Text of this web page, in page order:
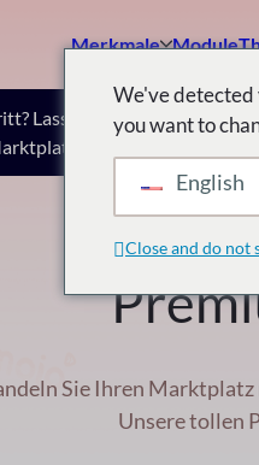
Merkmale Module
Lassen Sie sich von
Wirklichkeit
Sie Ihren
Unsere tollen
We've detected
you want to
English
Close and do not